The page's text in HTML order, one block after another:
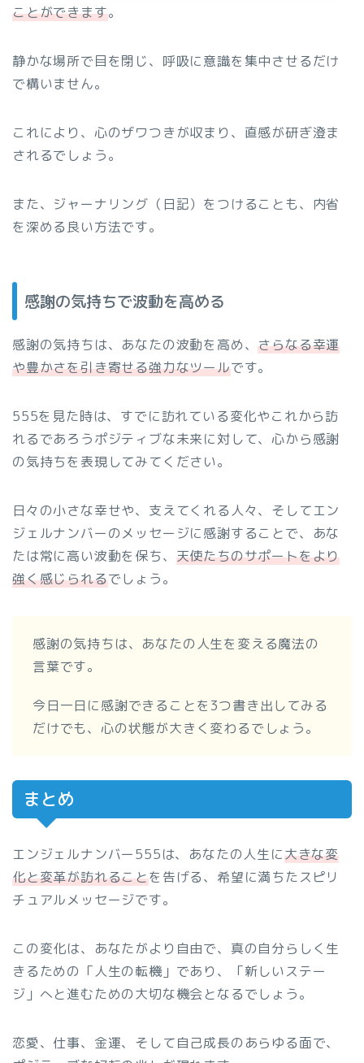
ことができます。
静かな場所で目を閉じ、呼吸に意識を集中させるだけ
で構いません。
これにより、心のザワつきが収まり、直感が研ぎ澄ま
されるでしょう。
また、ジャーナリング（日記）をつけることも、内省
を深める良い方法です。
感謝の気持ちで波動を高める
感謝の気持ちは、あなたの波動を高め、さらなる幸運
や豊かさを引き寄せる強力なツールです。
555を見た時は、すでに訪れている変化やこれから訪
れるであろうポジティブな未来に対して、心から感謝
の気持ちを表現してみてください。
日々の小さな幸せや、支えてくれる人々、そしてエン
ジェルナンバーのメッセージに感謝することで、あな
たは常に高い波動を保ち、 天使たちのサポートをより
強く感じられるでしょう。
感謝の気持ちは、あなたの人生を変える魔法の
言葉です。
今日一日に感謝できることを3つ書き出してみる
だけでも、心の状態が大きく変わるでしょう。
まとめ
エンジェルナンバー555は、あなたの人生に大きな変
化と変革が訪れることを告げる、希望に満ちたスピリ
チュアルメッセージです。
この変化は、あなたがより自由で、真の自分らしく生
きるための「人生の転機」であり、「新しいステー
ジ」へと進むための大切な機会となるでしょう。
恋愛、仕事、金運、そして自己成長のあらゆる面で、